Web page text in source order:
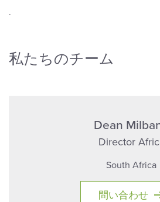
.
私たちのチーム
Dean
Director
South Africa
問い合わせ